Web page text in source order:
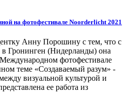
на фотофестивале Noorderlicht 2021
Анну Порошину с тем, что с
в Гронинген (Нидерланды) она
фотофестивале
теме «Создаваемый разум» -
визуальной культурой и
ее работа из